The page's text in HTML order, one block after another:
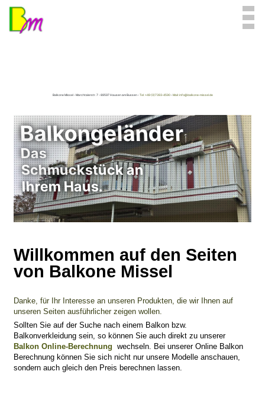
Balkone Missel - Marchtalerstr. 7 - 89597 Hausen am Bussen -Tel: +49 (0)7393-4590-Mail: info@balkone-missel.de
Balkongeländer
Das
Schmuckstück an
Ihrem Haus.
Willkommen auf den Seiten
von Balkone Missel
Danke, für Ihr Interesse an unseren Produkten, die wir Ihnen auf
unseren Seiten ausführlicher zeigen wollen.
Sollten Sie auf der Suche nach einem Balkon bzw.
Balkonverkleidung sein, so können Sie auch direkt zu unserer
Balkon Online-Berechnung wechseln. Bei unserer Online Balkon
Berechnung können Sie sich nicht nur unsere Modelle anschauen,
sondern auch gleich den Preis berechnen lassen.